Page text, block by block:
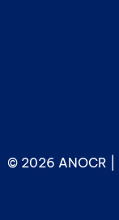
© 2026 ANOCR |